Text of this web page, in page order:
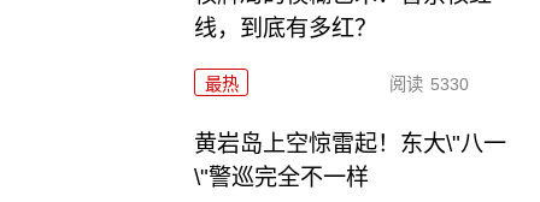
线，到底有多红？
最热 阅读 5330
黄岩岛上空惊雷起！东大\"八一
\"警巡完全不一样